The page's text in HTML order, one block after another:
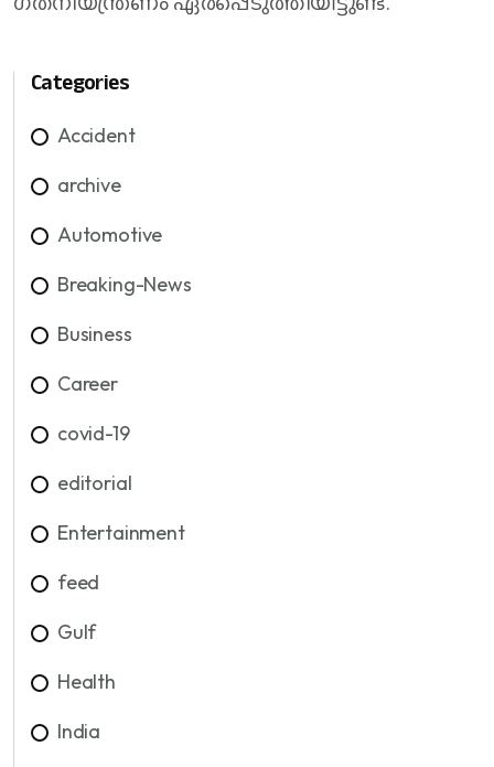
Categories
Accident
archive
Automotive
Breaking-News
Business
Career
covid-19
editorial
Entertainment
feed
Gulf
Health
India